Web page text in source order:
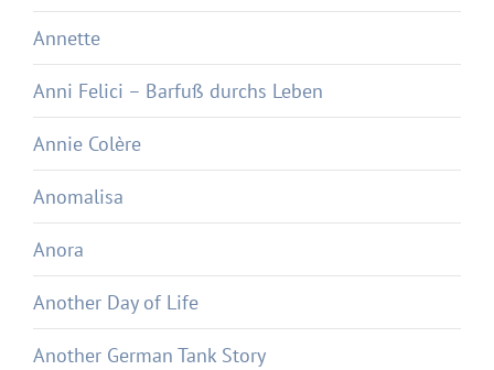
Annette
Anni Felici – Barfuß durchs Leben
Annie Colère
Anomalisa
Anora
Another Day of Life
Another German Tank Story